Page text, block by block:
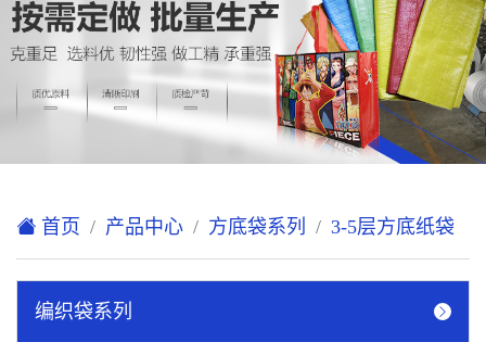
首页 产品中心 方底袋系列 3-5层方底纸袋
编织袋系列